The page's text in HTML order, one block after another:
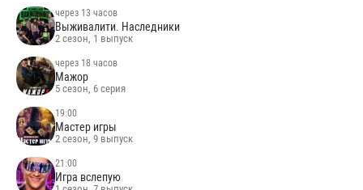
через 13 часов
Выживалити. Наследники
2 сезон, 1 выпуск
через 18 часов
Мажор
5 сезон, 6 серия
19:00
Мастер игры
2 сезон, 9 выпуск
21:00
Игра вслепую